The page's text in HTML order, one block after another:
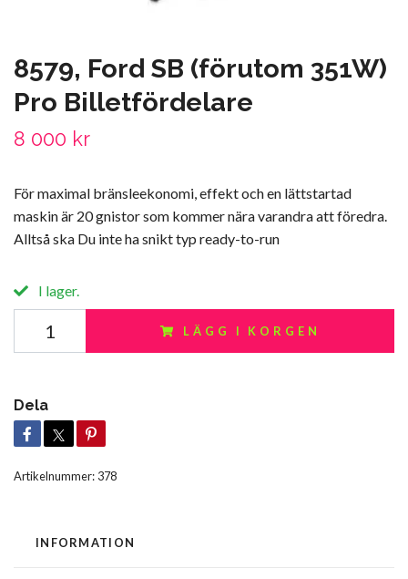
8579, Ford SB (förutom 351W)
Pro Billetfördelare
8 000 kr
För maximal bränsleekonomi, effekt och en lättstartad
maskin är 20 gnistor som kommer nära varandra att föredra.
Alltså ska Du inte ha snikt typ ready-to-run
I lager.
LÄGG I KORGEN
Dela
Artikelnummer: 378
INFORMATION